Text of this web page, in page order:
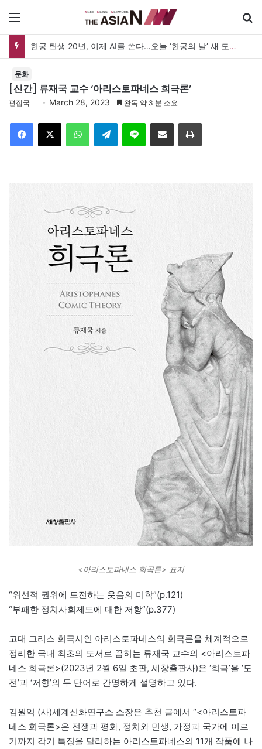
한궁 탄생 20년, 이제 AI를 쏜다…오늘 ‘한궁의 날’ 새 도약 선언
문화
[신간] 류재국 교수 ‘아리스토파네스 희극론’
편집국 March 28, 2023 완독 약 3 분 소요
Telegram 이메일
<아리스토파네스 희곡론> 표지
“위선적 권위에 도전하는 웃음의 미학”(p.121)
“부패한 정치사회제도에 대한 저항”(p.377)
고대 그리스 희극시인 아리스토파네스의 희극론을 체계적으로
정리한 국내 최초의 도서로 꼽히는 류재국 교수의 <아리스토파
네스 희극론>(2023년 2월 6일 초판, 세창출판사)은 ‘희극’을 ‘도
전’과 ‘저항’의 두 단어로 간명하게 설명하고 있다.
김원익 (사)세계신화연구소 소장은 추천 글에서 “<아리스토파
네스 희극론>은 전쟁과 평화, 정치와 민생, 가정과 국가에 이르
기까지 각기 특징을 달리하는 아리스토파네스의 11개 작품에 나